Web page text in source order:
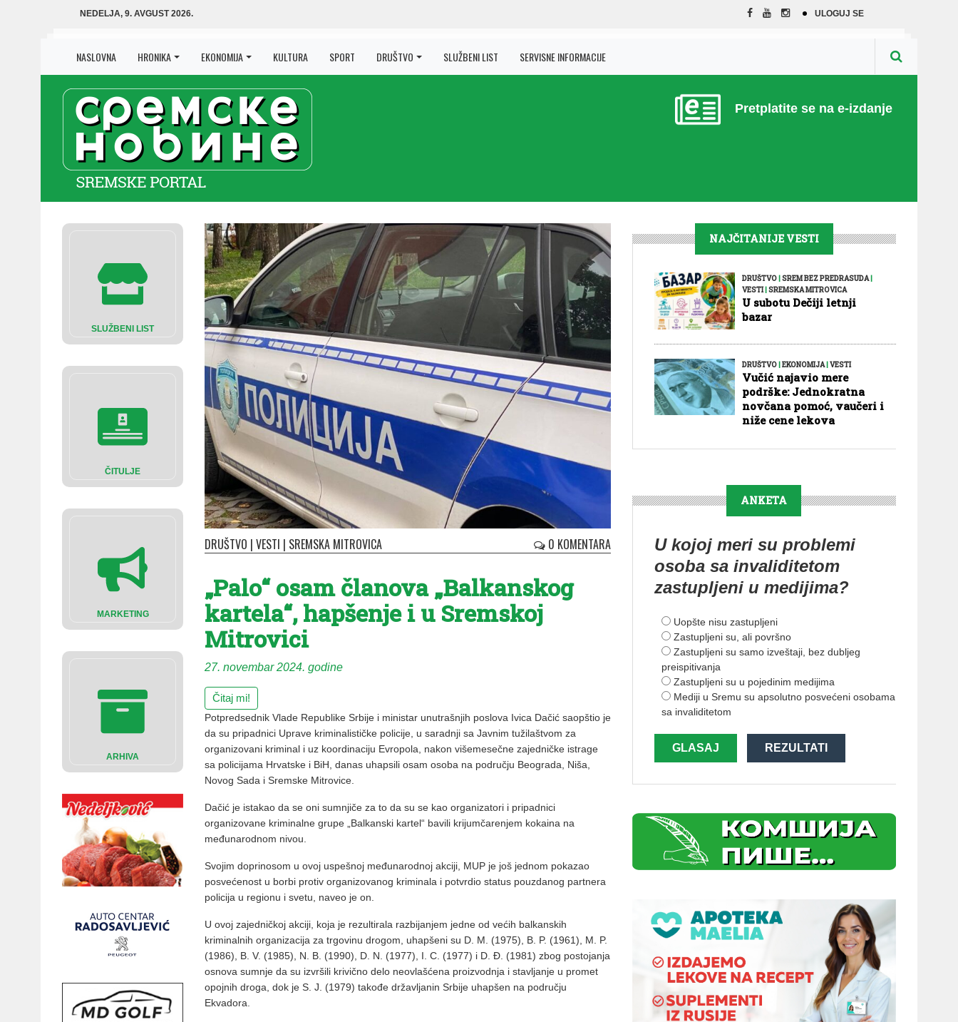
NEDELJA, 9. AVGUST 2026. ULOGUJ SE
NASLOVNA HRONIKA EKONOMIJA KULTURA SPORT DRUŠTVO SLUŽBENI LIST SERVISNE INFORMACIJE
Pretplatite se na e-izdanje
SLUŽBENI LIST
ČITULJE
MARKETING
ARHIVA
DRUŠTVO | VESTI | SREMSKA MITROVICA 0 KOMENTARA
„Palo“ osam članova „Balkanskog
kartela“, hapšenje i u Sremskoj
Mitrovici
27. novembar 2024. godine
Čitaj mi!
Potpredsednik Vlade Republike Srbije i ministar unutrašnjih poslova Ivica Dačić saopštio je
da su pripadnici Uprave kriminalističke policije, u saradnji sa Javnim tužilaštvom za
organizovani kriminal i uz koordinaciju Evropola, nakon višemesečne zajedničke istrage
sa policijama Hrvatske i BiH, danas uhapsili osam osoba na području Beograda, Niša,
Novog Sada i Sremske Mitrovice.
Dačić je istakao da se oni sumnjiče za to da su se kao organizatori i pripadnici
organizovane kriminalne grupe „Balkanski kartel“ bavili krijumčarenjem kokaina na
međunarodnom nivou.
Svojim doprinosom u ovoj uspešnoj međunarodnoj akciji, MUP je još jednom pokazao
posvećenost u borbi protiv organizovanog kriminala i potvrdio status pouzdanog partnera
policija u regionu i svetu, naveo je on.
U ovoj zajedničkoj akciji, koja je rezultirala razbijanjem jedne od većih balkanskih
kriminalnih organizacija za trgovinu drogom, uhapšeni su D. M. (1975), B. P. (1961), M. P.
(1986), B. V. (1985), N. B. (1990), D. N. (1977), I. C. (1977) i D. Đ. (1981) zbog postojanja
osnova sumnje da su izvršili krivično delo neovlašćena proizvodnja i stavljanje u promet
opojnih droga, dok je S. J. (1979) takođe državljanin Srbije uhapšen na području
Ekvadora.
NAJČITANIJE VESTI
DRUŠTVO|SREM BEZ PREDRASUDA|
VESTI|SREMSKA MITROVICA
U subotu Dečiji letnji
bazar
DRUŠTVO|EKONOMIJA|VESTI
Vučić najavio mere
podrške: Jednokratna
novčana pomoć, vaučeri i
niže cene lekova
ANKETA
U kojoj meri su problemi
osoba sa invaliditetom
zastupljeni u medijima?
Uopšte nisu zastupljeni
Zastupljeni su, ali površno
Zastupljeni su samo izveštaji, bez dubljeg
preispitivanja
Zastupljeni su u pojedinim medijima
Mediji u Sremu su apsolutno posvećeni osobama
sa invaliditetom
GLASAJ REZULTATI